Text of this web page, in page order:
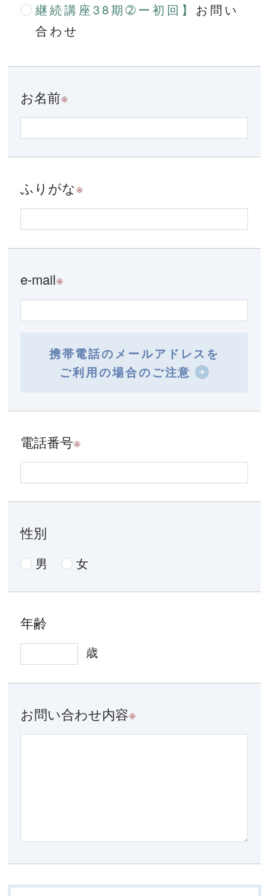
継続講座38期➁ー初回】 お問い
合わせ
お名前※
ふりがな※
e-mail※
携帯電話のメールアドレスを
ご利用の場合のご注意
電話番号※
性別
男 女
年齢
歳
お問い合わせ内容※